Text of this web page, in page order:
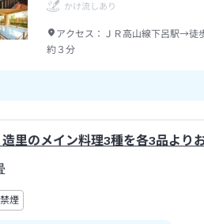
かけ流しあり
アクセス： ＪＲ高山線下呂駅→徒
約３分
里のメイン料理3種を各3品より
禁煙